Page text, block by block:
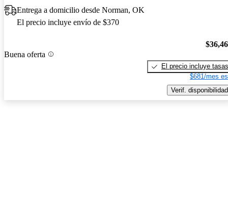
Entrega a domicilio desde Norman, OK
El precio incluye envío de $370
Buena oferta
El precio incluye tasas
$681/mes
Verif. disponibilidad